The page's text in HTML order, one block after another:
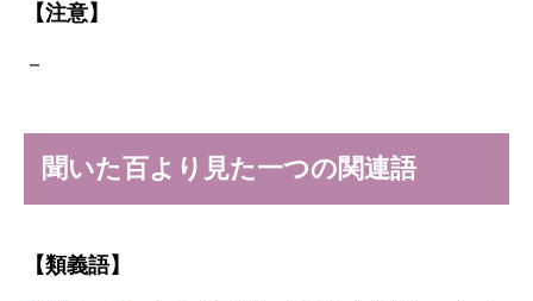
【注意】
－
聞いた百より見た一つの関連語
【類義語】